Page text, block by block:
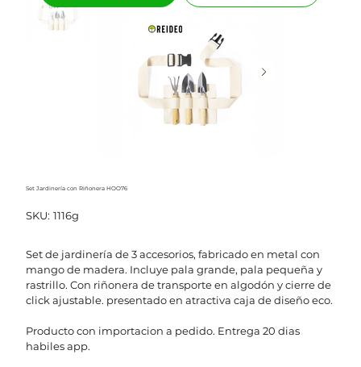
Set Jardinería con Riñonera HOO76
SKU: SKU
1116g
1116g
Set de jardinería de 3 accesorios, fabricado en metal con
mango de madera. Incluye pala grande, pala pequeña y
rastrillo. Con riñonera de transporte en algodón y cierre de
click ajustable. presentado en atractiva caja de diseño eco.
Producto con importacion a pedido. Entrega 20 dias
habiles app.